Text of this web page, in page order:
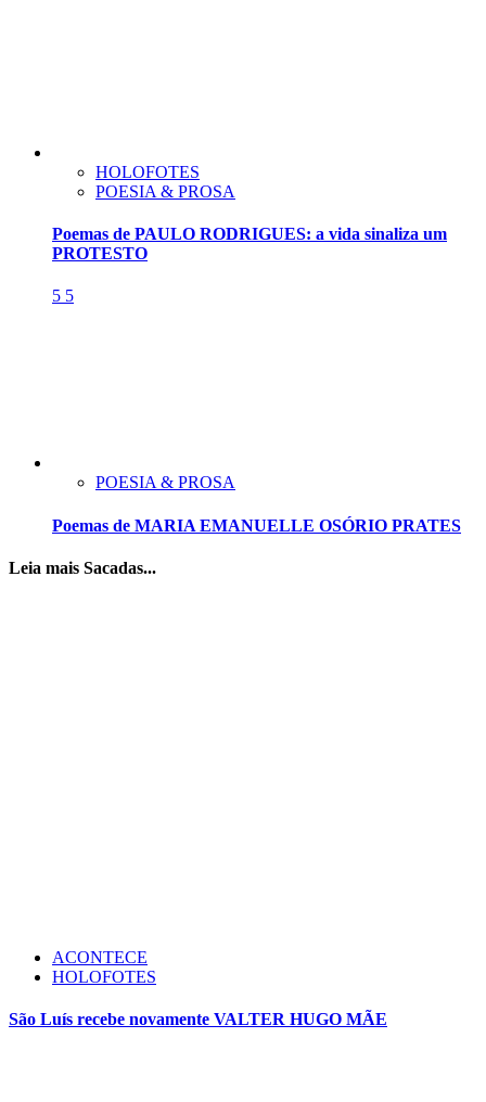
HOLOFOTES
POESIA & PROSA
Poemas de PAULO RODRIGUES: a vida sinaliza um
PROTESTO
5 5
POESIA & PROSA
Poemas de MARIA EMANUELLE OSÓRIO PRATES
Leia mais Sacadas...
ACONTECE
HOLOFOTES
São Luís recebe novamente VALTER HUGO MÃE